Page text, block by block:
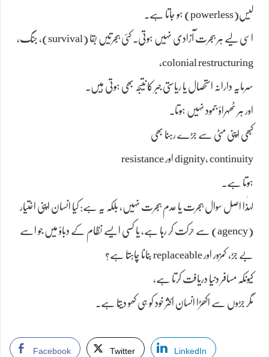
لیس(powerless) ہو جاتا ہے۔
اسی لیے ہر ہجرت آزادی نہیں ہوتی۔ کئی ہجرتیں بقا (survival)، جنگ،
colonial restructuring،
سرمایہ دارانہ استحصال یا ریاستی جبر کا نتیجہ بھی ہوتی ہیں۔
اور ہر ٹھہراؤ جمود نہیں ہوتا۔
کبھی اپنی مٹی سے جڑے رہنا بھی
dignity، continuity اور resistance
ہوتا ہے۔
لہٰذا اصل سوال ہجرت یا عدم ہجرت نہیں، بلکہ یہ ہے: کیا انسان اپنی اختیار
(agency) سے حرکت کر رہا ہے، یا کسی ایسے نظام کے دباؤ میں جو اسے
بے جڑ، کمزور اور replaceable بنانا چاہتا ہے؟
کیونکہ مسافر دنیا دریافت کرتا ہے،
مگر جڑوں سے اکھڑا انسان اکثر خود کو ہی کھو دیتا ہے۔
Facebook Twitter LinkedIn